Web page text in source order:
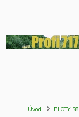
Úvod PLOTY S8